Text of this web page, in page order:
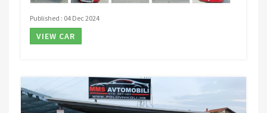
Published : 04 Dec 2024
VIEW CAR